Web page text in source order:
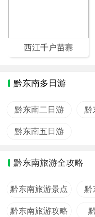
西江千户苗寨
黔东南多日游
黔东南二日游 黔
黔东南五日游
黔东南旅游全攻略
黔东南旅游景点 黔
黔东南旅游攻略